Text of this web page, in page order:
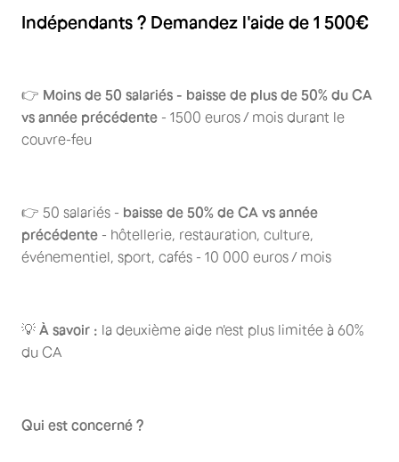
Indépendants ? Demandez l'aide de 1 500€
👉 Moins de 50 salariés - baisse de plus de 50% du CA
vs année précédente - 1500 euros / mois durant le
couvre-feu
👉 50 salariés - baisse de 50% de CA vs année
précédente - hôtellerie, restauration, culture,
événementiel, sport, cafés - 10 000 euros / mois
💡 À savoir : la deuxième aide n'est plus limitée à 60%
du CA
Qui est concerné ?